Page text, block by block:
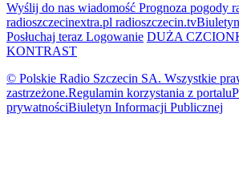
Wyślij do nas wiadomość Prognoza pogody
radioszczecinextra.pl radioszczecin.tv
Posłuchaj teraz Logowanie DUŻA
KONTRAST
© Polskie Radio Szczecin SA. Wszystkie
zastrzeżone.Regulamin korzystania z portalu
prywatnościBiuletyn Informacji Publicznej